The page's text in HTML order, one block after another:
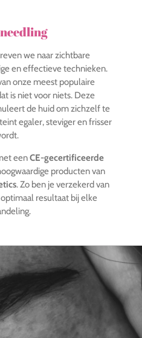
we naar zichtbare
en effectieve technieken.
onze meest populaire
is niet voor niets. Deze
de huid om zichzelf te
egaler, steviger en frisser
eenCE-gecertificeerde
producten van
. Zo ben je verzekerd van
resultaat bij elke